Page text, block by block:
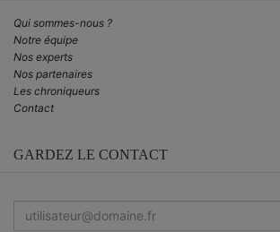
Qui sommes-nous ?
Notre équipe
Nos experts
Nos partenaires
Les chroniqueurs
Contact
GARDEZ LE CONTACT